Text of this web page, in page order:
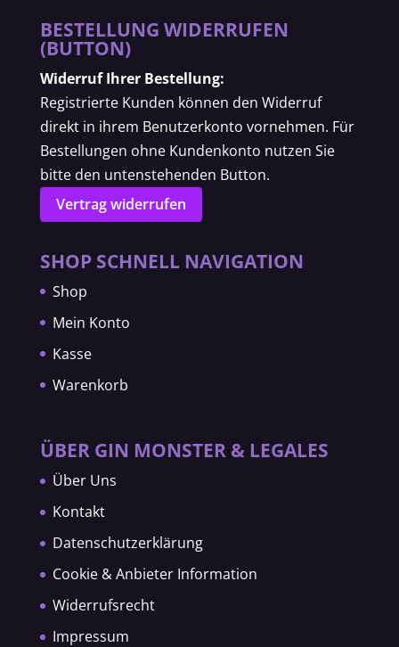
BESTELLUNG WIDERRUFEN
(BUTTON)
Widerruf Ihrer Bestellung:
Registrierte Kunden können den Widerruf
direkt in ihrem Benutzerkonto vornehmen. Für
Bestellungen ohne Kundenkonto nutzen Sie
bitte den untenstehenden Button.
Vertrag widerrufen
SHOP SCHNELL NAVIGATION
Shop
Mein Konto
Kasse
Warenkorb
ÜBER GIN MONSTER & LEGALES
Über Uns
Kontakt
Datenschutzerklärung
Cookie & Anbieter Information
Widerrufsrecht
Impressum